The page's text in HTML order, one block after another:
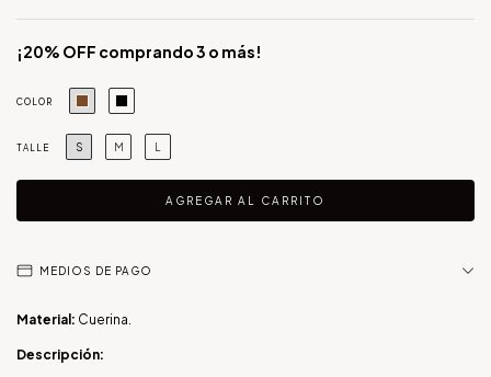
¡20% OFF comprando 3 o más!
COLOR
TALLE S M L
MEDIOS DE PAGO
Material: Cuerina.
Descripción: